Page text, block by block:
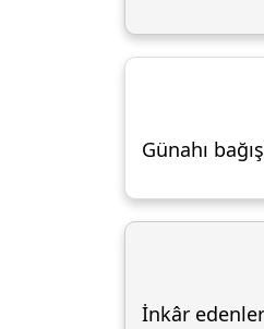
Günahı
İnkâr